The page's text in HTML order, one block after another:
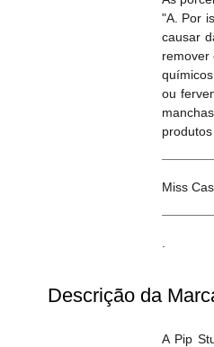
"A. Por
causar
remover
ou
Miss
Descrição da
A Pip